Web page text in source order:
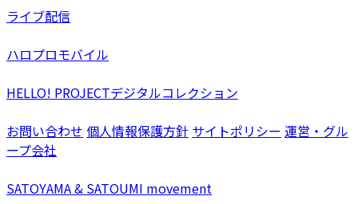
ライブ配信
ハロプロモバイル
HELLO! PROJECTデジタルコレクション
お問い合わせ 個人情報保護方針 サイトポリシー 運営・グル
ープ会社
SATOYAMA & SATOUMI movement